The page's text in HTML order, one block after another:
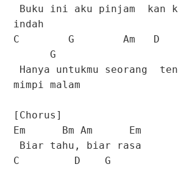
Buku ini aku pinjam kan
indah
C G Am
G
Hanya untukmu seorang
mimpi malam
[Chorus]
Em Bm Am Em
Biar tahu, biar rasa
C D G